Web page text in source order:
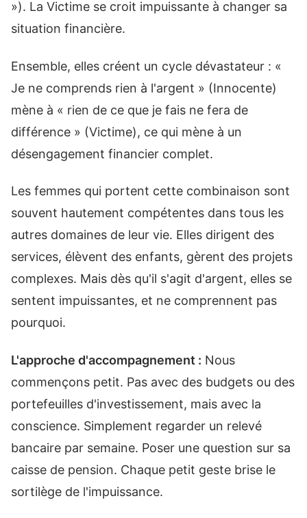
»). La Victime se croit impuissante à changer sa
situation financière.
Ensemble, elles créent un cycle dévastateur : «
Je ne comprends rien à l'argent » (Innocente)
mène à « rien de ce que je fais ne fera de
différence » (Victime), ce qui mène à un
désengagement financier complet.
Les femmes qui portent cette combinaison sont
souvent hautement compétentes dans tous les
autres domaines de leur vie. Elles dirigent des
services, élèvent des enfants, gèrent des projets
complexes. Mais dès qu'il s'agit d'argent, elles se
sentent impuissantes, et ne comprennent pas
pourquoi.
L'approche d'accompagnement : Nous
commençons petit. Pas avec des budgets ou des
portefeuilles d'investissement, mais avec la
conscience. Simplement regarder un relevé
bancaire par semaine. Poser une question sur sa
caisse de pension. Chaque petit geste brise le
sortilège de l'impuissance.